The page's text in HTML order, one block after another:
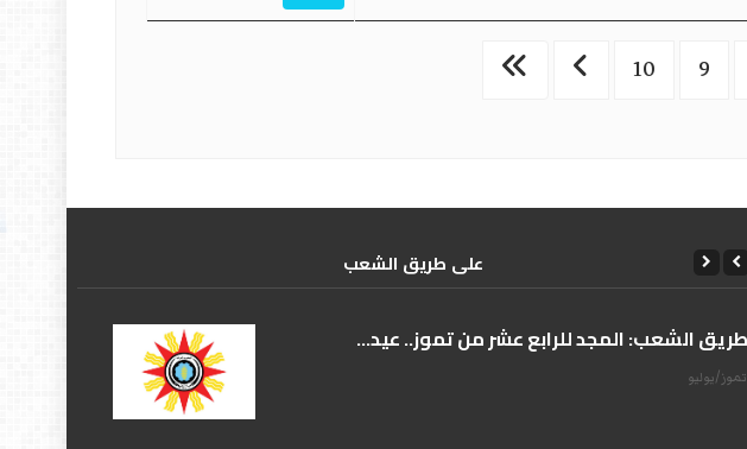
9
10
علی طریق الشعب
طريق الشعب: المجد للرابع عشر من تموز.. عيد...